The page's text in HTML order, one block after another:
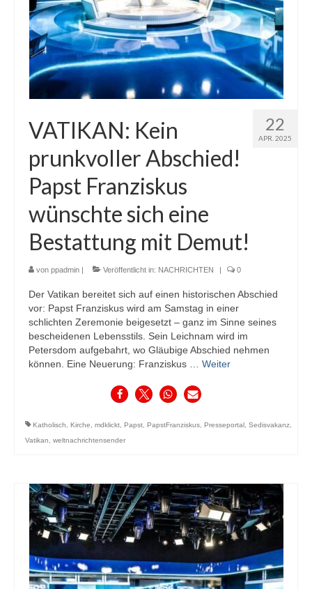
22
APR. 2025
VATIKAN: Kein
prunkvoller Abschied!
Papst Franziskus
wünschte sich eine
Bestattung mit Demut!
von ppadmin | Veröffentlicht in: NACHRICHTEN | 0
Der Vatikan bereitet sich auf einen historischen Abschied
vor: Papst Franziskus wird am Samstag in einer
schlichten Zeremonie beigesetzt – ganz im Sinne seines
bescheidenen Lebensstils. Sein Leichnam wird im
Petersdom aufgebahrt, wo Gläubige Abschied nehmen
können. Eine Neuerung: Franziskus … Weiter
Katholisch Kirche mdklickt Papst PapstFranziskus Presseportal Sedisvakanz
Vatikan
weltnachrichtensender